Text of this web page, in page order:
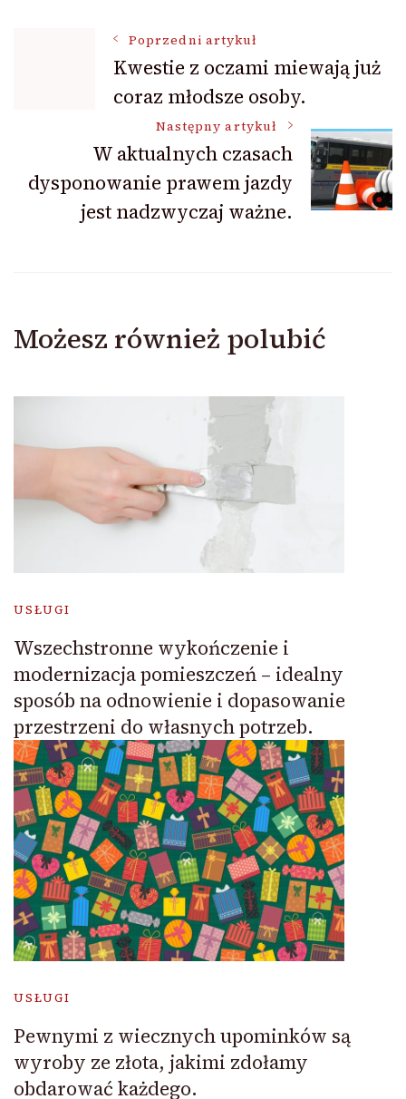
Nawigacja
wpisu
Poprzedni artykuł
Kwestie z oczami miewają już
coraz młodsze osoby.
Następny artykuł
W aktualnych czasach
dysponowanie prawem jazdy
jest nadzwyczaj ważne.
Możesz również polubić
USŁUGI
Wszechstronne wykończenie i
modernizacja pomieszczeń – idealny
sposób na odnowienie i dopasowanie
przestrzeni do własnych potrzeb.
USŁUGI
Pewnymi z wiecznych upominków są
wyroby ze złota, jakimi zdołamy
obdarować każdego.